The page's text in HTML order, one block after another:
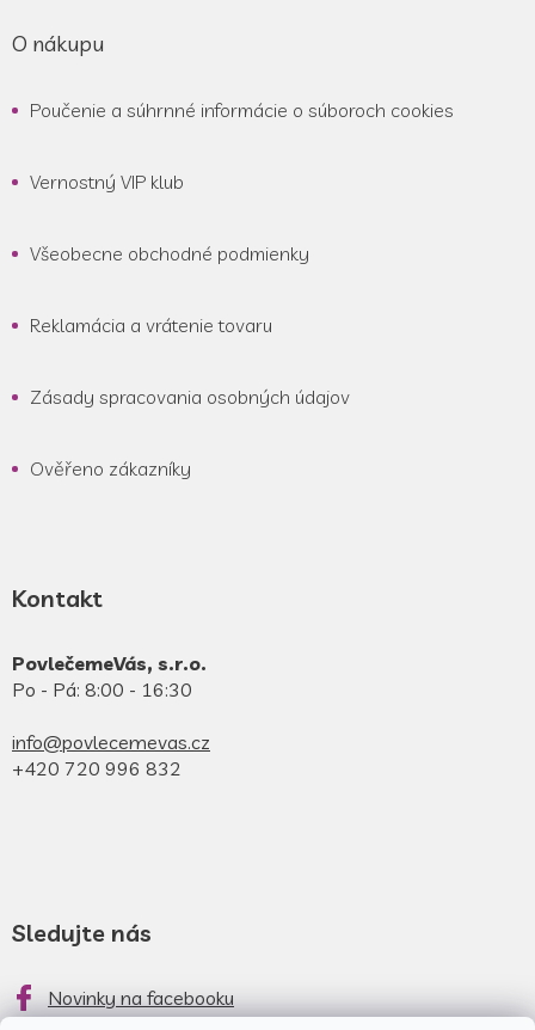
O nákupu
Poučenie a súhrnné informácie o súboroch cookies
Vernostný VIP klub
Všeobecne obchodné podmienky
Reklamácia a vrátenie tovaru
Zásady spracovania osobných údajov
Ověřeno zákazníky
Kontakt
PovlečemeVás, s.r.o.
Po - Pá: 8:00 - 16:30
info@povlecemevas.cz
+420 720 996 832
Sledujte nás
Novinky na facebooku